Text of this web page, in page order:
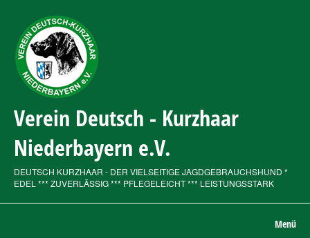
Verein Deutsch - Kurzhaar
Niederbayern e.V.
DEUTSCH KURZHAAR - DER VIELSEITIGE JAGDGEBRAUCHSHUND *
EDEL *** ZUVERLÄSSIG *** PFLEGELEICHT *** LEISTUNGSSTARK
Menü